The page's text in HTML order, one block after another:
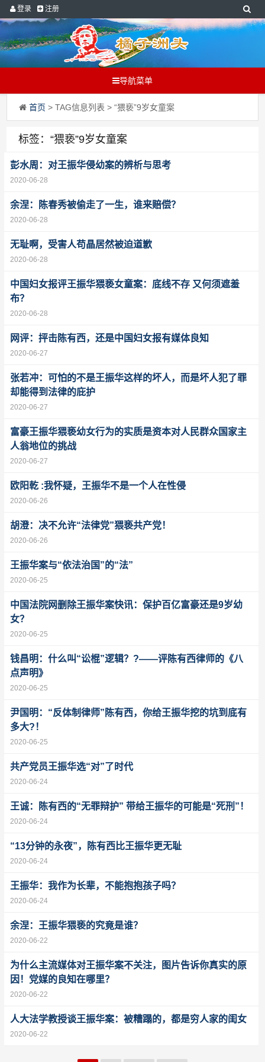
登录 注册
导航菜单
首页 > TAG信息列表 > “猥亵”9岁女童案
标签：“猥亵”9岁女童案
彭水周：对王振华侵幼案的辨析与思考
2020-06-28
余涅：陈春秀被偷走了一生，谁来赔偿？
2020-06-28
无耻啊，受害人苟晶居然被迫道歉
2020-06-28
中国妇女报评王振华猥亵女童案：底线不存 又何须遮羞
布？
2020-06-28
网评：抨击陈有西，还是中国妇女报有媒体良知
2020-06-27
张若冲：可怕的不是王振华这样的坏人，而是坏人犯了罪
却能得到法律的庇护
2020-06-27
富豪王振华猥亵幼女行为的实质是资本对人民群众国家主
人翁地位的挑战
2020-06-27
欧阳乾 :我怀疑，王振华不是一个人在性侵
2020-06-26
胡澄：决不允许“法律党”猥亵共产党！
2020-06-26
王振华案与“依法治国”的“法”
2020-06-25
中国法院网删除王振华案快讯：保护百亿富豪还是9岁幼
女？
2020-06-25
钱昌明：什么叫“讼棍”逻辑？?——评陈有西律师的《八
点声明》
2020-06-25
尹国明：“反体制律师”陈有西，你给王振华挖的坑到底有
多大?！
2020-06-25
共产党员王振华选“对”了时代
2020-06-24
王诚：陈有西的“无罪辩护” 带给王振华的可能是“死刑”！
2020-06-24
“13分钟的永夜”，陈有西比王振华更无耻
2020-06-24
王振华：我作为长辈，不能抱抱孩子吗？
2020-06-24
余涅：王振华猥亵的究竟是谁？
2020-06-22
为什么主流媒体对王振华案不关注，图片告诉你真实的原
因！党媒的良知在哪里？
2020-06-22
人大法学教授谈王振华案：被糟蹋的，都是穷人家的闺女
2020-06-22